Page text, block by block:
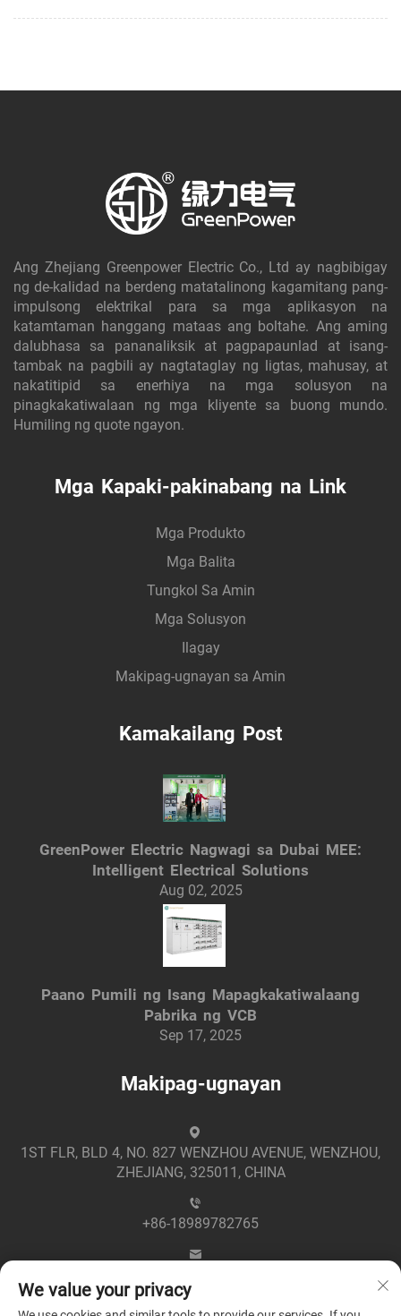
Ang Zhejiang Greenpower Electric Co., Ltd ay nagbibigay
ng de-kalidad na berdeng matatalinong kagamitang pang-
impulsong elektrikal para sa mga aplikasyon na
katamtaman hanggang mataas ang boltahe. Ang aming
dalubhasa sa pananaliksik at pagpapaunlad at isang-
tambak na pagbili ay nagtataglay ng ligtas, mahusay, at
nakatitipid sa enerhiya na mga solusyon na
pinagkakatiwalaan ng mga kliyente sa buong mundo.
Humiling ng quote ngayon.
Mga Kapaki-pakinabang na Link
Mga Produkto
Mga Balita
Tungkol Sa Amin
Mga Solusyon
Ilagay
Makipag-ugnayan sa Amin
Kamakailang Post
GreenPower Electric Nagwagi sa Dubai MEE:
Intelligent Electrical Solutions
Aug 02, 2025
Paano Pumili ng Isang Mapagkakatiwalaang
Pabrika ng VCB
Sep 17, 2025
Makipag-ugnayan
1ST FLR, BLD 4, NO. 827 WENZHOU AVENUE, WENZHOU,
ZHEJIANG, 325011, CHINA
+86-18989782765
We value your privacy